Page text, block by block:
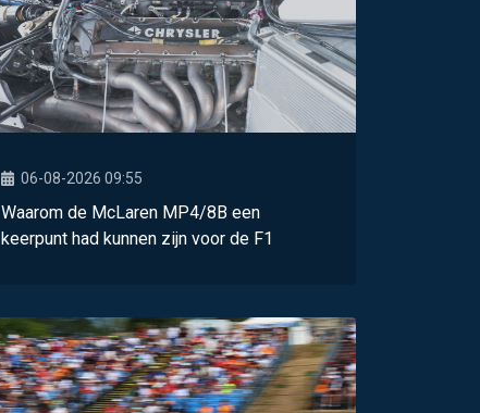
06-08-2026 09:55
Waarom de McLaren MP4/8B een
keerpunt had kunnen zijn voor de F1